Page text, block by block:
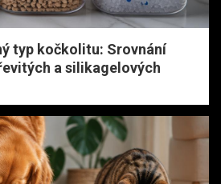
typ kočkolitu: Srovnání
a silikagelových